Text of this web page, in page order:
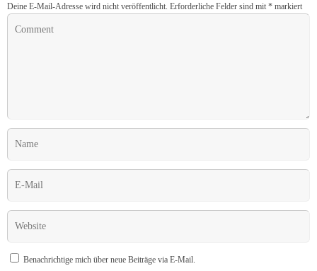
Deine E-Mail-Adresse wird nicht veröffentlicht. Erforderliche Felder sind mit * markiert
Benachrichtige mich über neue Beiträge via E-Mail.